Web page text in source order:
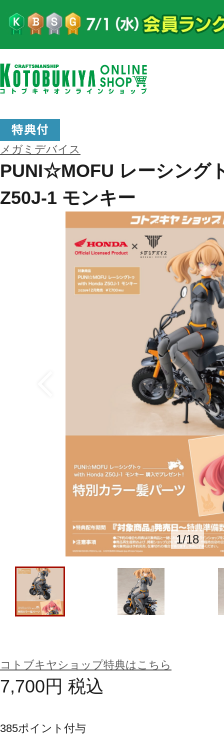
メガミデバイス
PUNI☆MOFU レーシング
Z50J-1 モンキー
1/18
コトブキヤショップ特典はこちら
7,700円 税込
385ポイント付与